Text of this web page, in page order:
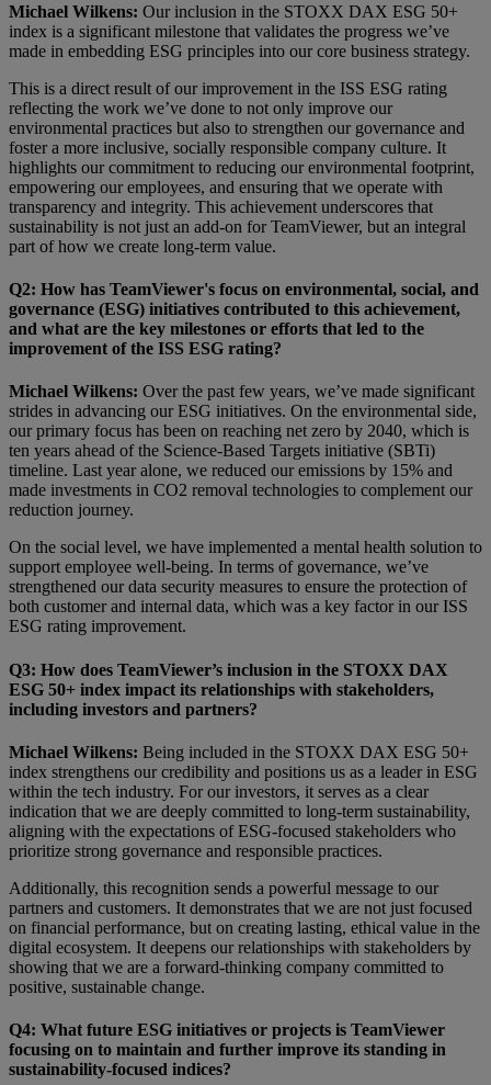
Michael Wilkens: Our inclusion in the STOXX DAX ESG 50+
index is a significant milestone that validates the progress we’ve
made in embedding ESG principles into our core business strategy.
This is a direct result of our improvement in the ISS ESG rating
reflecting the work we’ve done to not only improve our
environmental practices but also to strengthen our governance and
foster a more inclusive, socially responsible company culture. It
highlights our commitment to reducing our environmental footprint,
empowering our employees, and ensuring that we operate with
transparency and integrity. This achievement underscores that
sustainability is not just an add-on for TeamViewer, but an integral
part of how we create long-term value.
Q2: How has TeamViewer's focus on environmental, social, and
governance (ESG) initiatives contributed to this achievement,
and what are the key milestones or efforts that led to the
improvement of the ISS ESG rating?
Michael Wilkens: Over the past few years, we’ve made significant
strides in advancing our ESG initiatives. On the environmental side,
our primary focus has been on reaching net zero by 2040, which is
ten years ahead of the Science-Based Targets initiative (SBTi)
timeline. Last year alone, we reduced our emissions by 15% and
made investments in CO2 removal technologies to complement our
reduction journey.
On the social level, we have implemented a mental health solution to
support employee well-being. In terms of governance, we’ve
strengthened our data security measures to ensure the protection of
both customer and internal data, which was a key factor in our ISS
ESG rating improvement.
Q3: How does TeamViewer’s inclusion in the STOXX DAX
ESG 50+ index impact its relationships with stakeholders,
including investors and partners?
Michael Wilkens: Being included in the STOXX DAX ESG 50+
index strengthens our credibility and positions us as a leader in ESG
within the tech industry. For our investors, it serves as a clear
indication that we are deeply committed to long-term sustainability,
aligning with the expectations of ESG-focused stakeholders who
prioritize strong governance and responsible practices.
Additionally, this recognition sends a powerful message to our
partners and customers. It demonstrates that we are not just focused
on financial performance, but on creating lasting, ethical value in the
digital ecosystem. It deepens our relationships with stakeholders by
showing that we are a forward-thinking company committed to
positive, sustainable change.
Q4: What future ESG initiatives or projects is TeamViewer
focusing on to maintain and further improve its standing in
sustainability-focused indices?